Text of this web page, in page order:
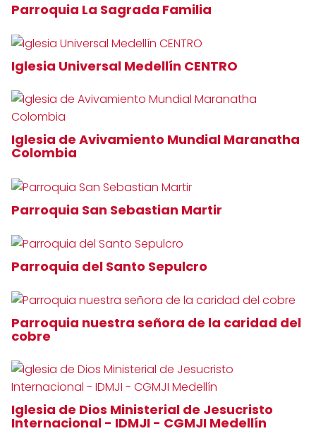
Parroquia La Sagrada Familia
Iglesia Universal Medellín CENTRO
Iglesia de Avivamiento Mundial Maranatha
Colombia
Parroquia San Sebastian Martir
Parroquia del Santo Sepulcro
Parroquia nuestra señora de la caridad del
cobre
Iglesia de Dios Ministerial de Jesucristo
Internacional - IDMJI - CGMJI Medellín